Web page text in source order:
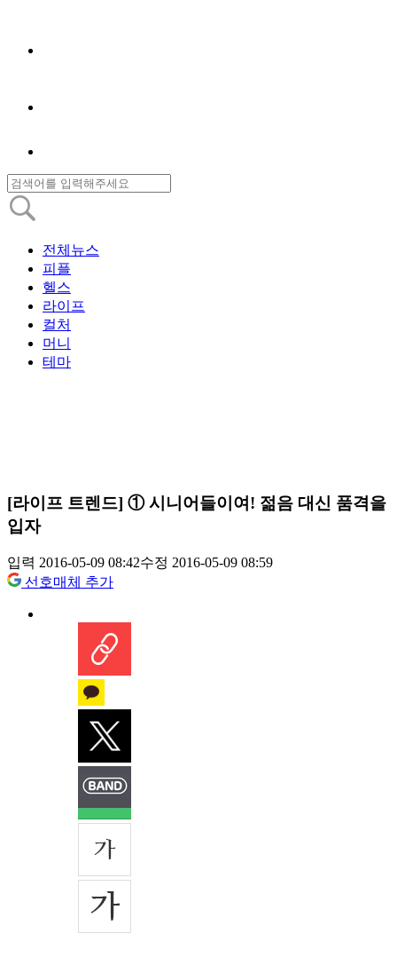
전체뉴스
피플
헬스
라이프
컬처
머니
테마
[라이프 트렌드] ① 시니어들이여! 젊음 대신 품격을
입자
입력 2016-05-09 08:42수정 2016-05-09 08:59
선호매체 추가